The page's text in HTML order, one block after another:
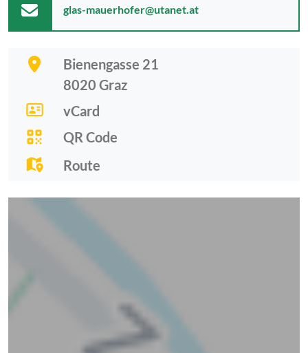
Bienengasse 21
8020 Graz
vCard
QR Code
Route
glas-mauerhofer@utanet.at